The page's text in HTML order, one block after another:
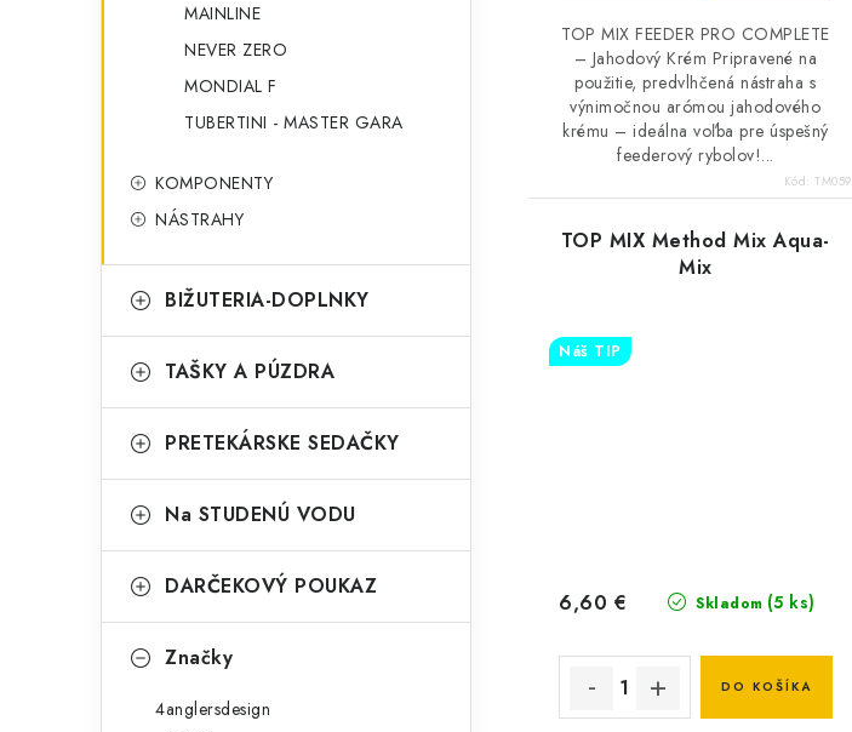
MAINLINE
NEVER ZERO
MONDIAL F
TUBERTINI - MASTER GARA
KOMPONENTY
NÁSTRAHY
BIŽUTERIA-DOPLNKY
TAŠKY A PÚZDRA
PRETEKÁRSKE SEDAČKY
Na STUDENÚ VODU
DARČEKOVÝ POUKAZ
Značky
4anglersdesign
TOP MIX FEEDER PRO COMPLETE
– Jahodový Krém Pripravené na
použitie, predvlhčená nástraha s
výnimočnou arómou jahodového
krému – ideálna voľba pre úspešný
feederový rybolov!...
Kód:TM059
TOP MIX Method Mix Aqua-
Mix
Náš TIP
Skladom (5 ks)
6,60 €
DO KOŠÍKA